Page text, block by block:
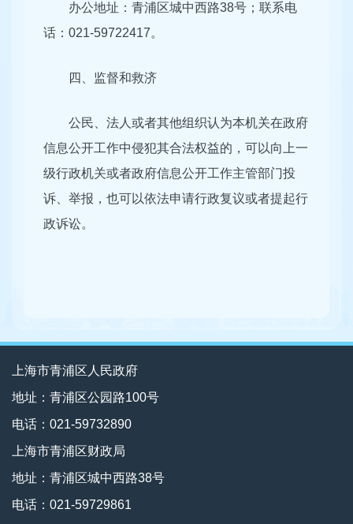
办公地址：青浦区城中西路38号；联系电
话：021-59722417。
四、监督和救济
公民、法人或者其他组织认为本机关在政府
信息公开工作中侵犯其合法权益的，可以向上一
级行政机关或者政府信息公开工作主管部门投
诉、举报，也可以依法申请行政复议或者提起行
政诉讼。
上海市青浦区人民政府
地址：青浦区公园路100号
电话：021-59732890
上海市青浦区财政局
地址：青浦区城中西路38号
电话：021-59729861